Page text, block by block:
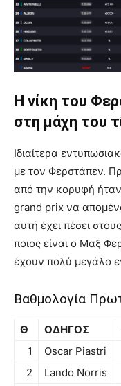
Η νίκη του
στη μάχη του
Ιδιαίτερα
με τον Φερστάπεν.
από την κορυφή
grand prix να
αυτή έχει πέσει
ποιος είναι ο Μαξ
έχουν πολύ μεγάλο
Βαθμολογία
Θ ΟΔΗΓΟΣ
1
Oscar Piastri
2
Lando Norris